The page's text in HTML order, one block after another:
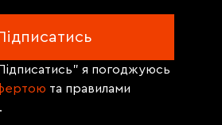
я погоджуюсь
та правилами